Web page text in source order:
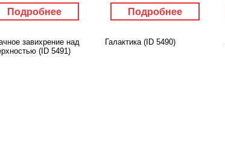
Подробнее Подробнее
завихрение над
(ID 5491)
Галактика (ID 5490)